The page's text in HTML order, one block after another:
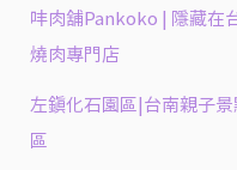
㕩肉舖Pankoko | 隱藏在
燒肉專門店
左鎮化石園區|台南親子
區